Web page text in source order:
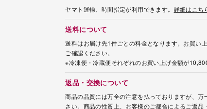
ヤマト運輸、時間指定が利用できます。 詳細はこち
送料について
送料はお届け先1件ごとの料金となります。お買い
ご確認ください。
※冷凍便・冷蔵便それぞれのお買い上げ金額が
返品・交換について
商品の品質には万全の注意を払っておりますが、
さい。商品の性質上、お客様のご都合によるご返